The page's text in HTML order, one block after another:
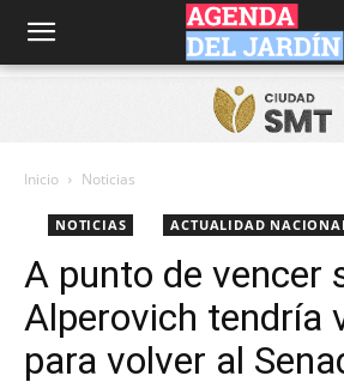
Agenda
Jardín
Inicio Noticias
NOTICIAS ACTUALIDAD
A punto de vencer
Alperovich tendría
para volver al